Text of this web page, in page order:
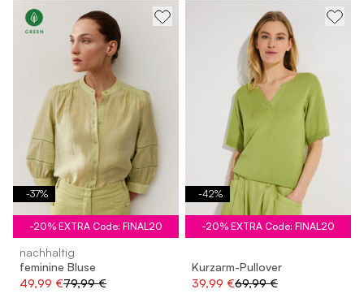
-37%
-20% EXTRA Code: FINAL20
nachhaltig
feminine Bluse
49,99 €79,99 €
-42%
-20% EXTRA Code: FINAL20
Kurzarm-Pullover
39,99 €69,99 €